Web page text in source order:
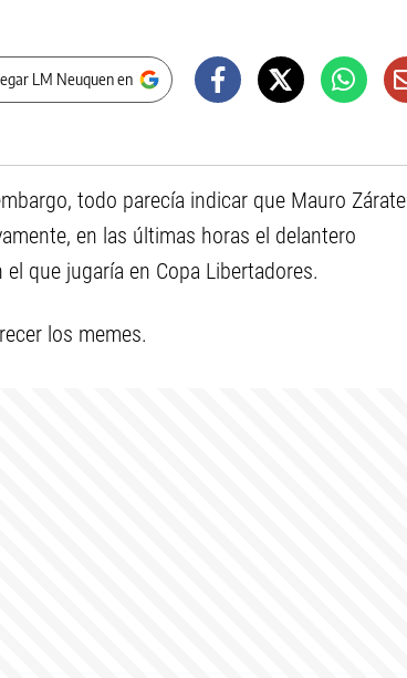
LM Neuquen en
todo parecía indicar que Mauro Zárate
en las últimas horas el delantero
el que jugaría en Copa Libertadores.
los memes.